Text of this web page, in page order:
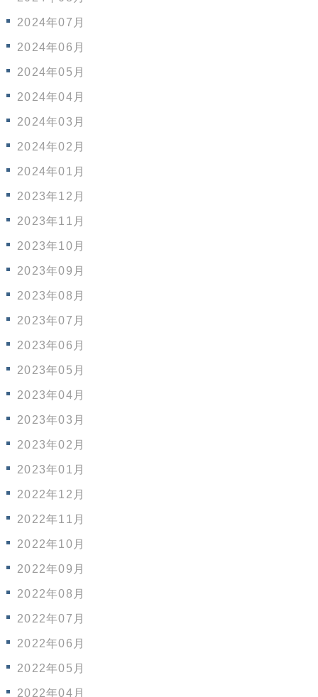
2024年07月
2024年06月
2024年05月
2024年04月
2024年03月
2024年02月
2024年01月
2023年12月
2023年11月
2023年10月
2023年09月
2023年08月
2023年07月
2023年06月
2023年05月
2023年04月
2023年03月
2023年02月
2023年01月
2022年12月
2022年11月
2022年10月
2022年09月
2022年08月
2022年07月
2022年06月
2022年05月
2022年04月